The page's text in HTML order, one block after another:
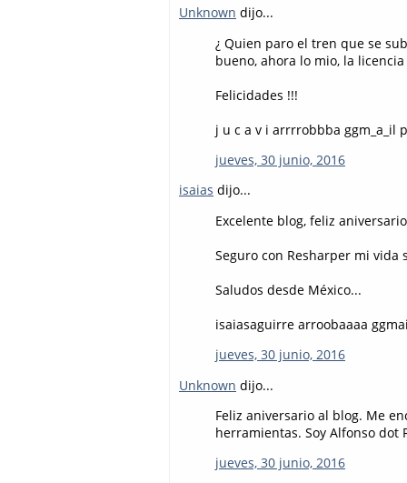
Unknown dijo...
¿ Quien paro el tren que se
bueno, ahora lo mio, la
Felicidades !!!
j u c a v i arrrrobbba ggm_a_il
jueves, 30 junio, 2016
isaias dijo...
Excelente blog, feliz
Seguro con Resharper mi vida
Saludos desde México...
isaiasaguirre arroobaaaa
jueves, 30 junio, 2016
Unknown dijo...
Feliz aniversario al blog. Me
herramientas. Soy Alfonso dot
jueves, 30 junio, 2016